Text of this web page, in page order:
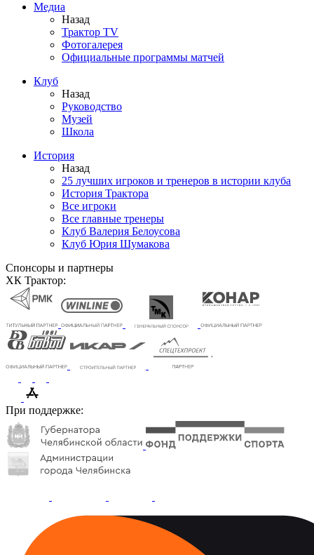
Медиа
Назад
Трактор TV
Фотогалерея
Официальные программы матчей
Клуб
Назад
Руководство
Музей
Школа
История
Назад
25 лучших игроков и тренеров в истории клуба
История Трактора
Все игроки
Все главные тренеры
Клуб Валерия Белоусова
Клуб Юрия Шумакова
Спонсоры и партнеры
ХК Трактор:
При поддержке: